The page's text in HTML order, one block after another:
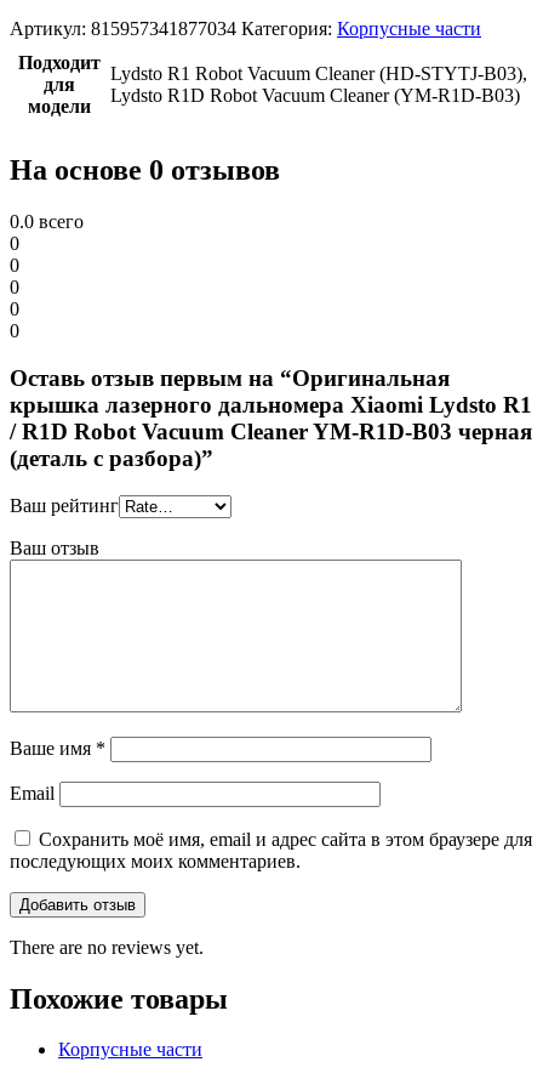
Артикул: 815957341877034 Категория: Корпусные части
Подходит
для
модели
Lydsto R1 Robot Vacuum Cleaner (HD-STYTJ-B03),
Lydsto R1D Robot Vacuum Cleaner (YM-R1D-B03)
На основе 0 отзывов
0.0 всего
0
0
0
0
0
Оставь отзыв первым на “Оригинальная
крышка лазерного дальномера Xiaomi Lydsto R1
/ R1D Robot Vacuum Cleaner YM-R1D-B03 черная
(деталь с разбора)”
Ваш рейтинг
Ваш отзыв
Ваше имя *
Email
Сохранить моё имя, email и адрес сайта в этом браузере для
последующих моих комментариев.
There are no reviews yet.
Похожие товары
Корпусные части